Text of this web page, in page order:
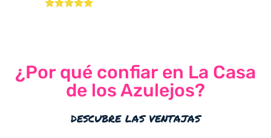
¿Por qué confiar en La Casa
de los Azulejos?
descubre las ventajas